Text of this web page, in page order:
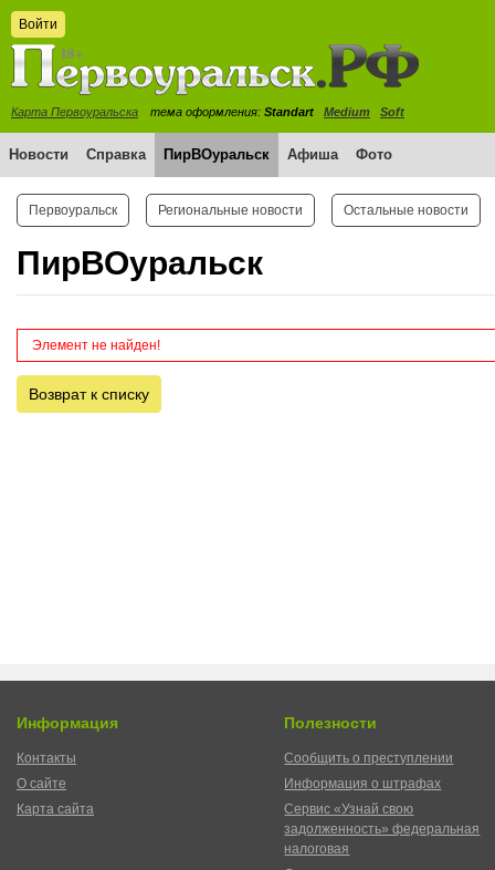
Войти
Карта Первоуральска тема оформления: Standart Medium Soft
Новости Справка ПирВОуральск Афиша Фото
Первоуральск Региональные новости Остальные новости
ПирВОуральск
Элемент не найден!
Возврат к списку
Информация
Контакты
О сайте
Карта сайта
Полезности
Сообщить о преступлении
Информация о штрафах
Сервис «Узнай свою
задолженность» федеральная
налоговая